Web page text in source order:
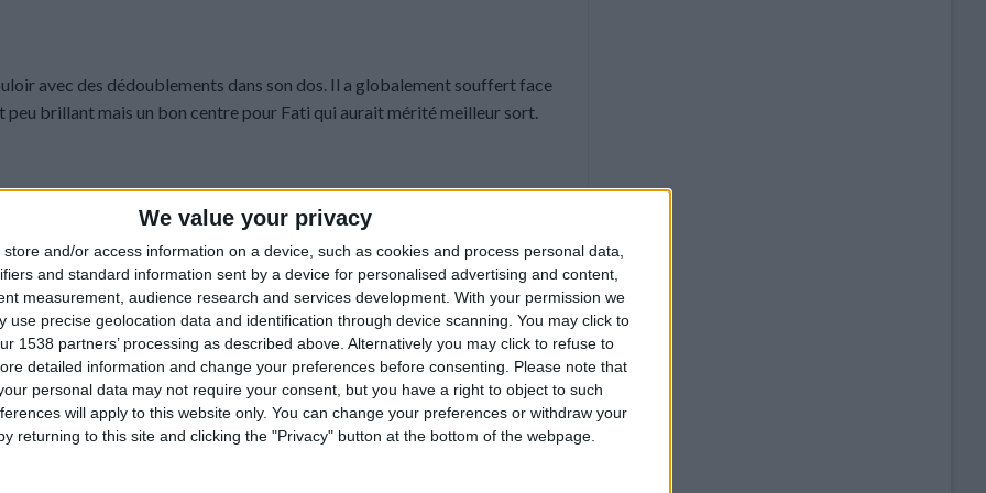
We value your privacy
store and/or access information on a device, such as cookies and process personal data,
and standard information sent by a device for personalised advertising and content,
measurement, audience research and services development. With your permission we
use precise geolocation data and identification through device scanning. You may click to
1538 partners’ processing as described above. Alternatively you may click to refuse to
detailed information and change your preferences before consenting.
Please note that
personal data may not require your consent, but you have a right to object to such
will apply to this website only. You can change your preferences or withdraw your
returning to this site and clicking the "Privacy" button at the bottom of the webpage.
avec des dédoublements dans son dos. Il a globalement souffert face
brillant mais un bon centre pour Fati qui aurait mérité meilleur sort.
a souvent été approximatif, de même que ses compensations, comme
sur les passes longues mais à deux reprises, elles ont été interceptées
Dans le même temps, il a trouvé la transversale (31e) d’une
City et il a sauvé l’honneur en fin de match.
monégasque. Le Suisse n’a servi à rien dans cette rencontre,
récupéré). Il se fait totalement aspirer sur le premier but par l’appel de